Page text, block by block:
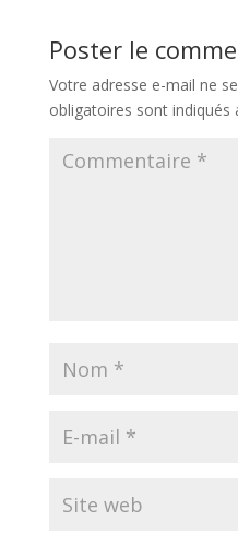
Poster le
Votre adresse e-mail ne
obligatoires sont indiqués